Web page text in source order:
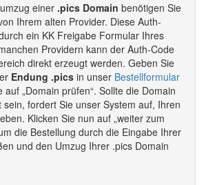
einer .pics Domain benötigen Sie
Ihrem alten Provider. Diese Auth-
ein KK Freigabe Formular Ihres
Providern kann der Auth-Code
direkt erzeugt werden. Geben Sie
Endung .pics in unser Bestellformular
auf „Domain prüfen“. Sollte die Domain
fordert Sie unser System auf, Ihren
Klicken Sie nun auf „weiter zum
die Bestellung durch die Eingabe Ihrer
und den Umzug Ihrer .pics Domain